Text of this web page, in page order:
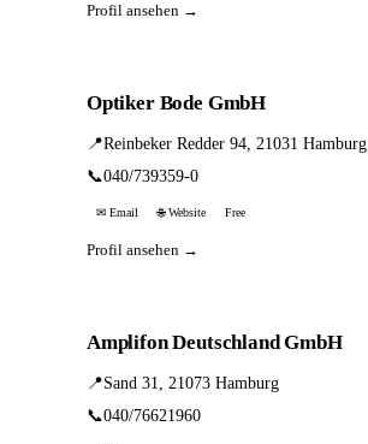
Profil ansehen →
Optiker Bode GmbH
📍Reinbeker Redder 94, 21031 Hamburg
📞040/739359-0
✉ Email 🌐 Website Free
Profil ansehen →
Amplifon Deutschland GmbH
📍Sand 31, 21073 Hamburg
📞040/76621960